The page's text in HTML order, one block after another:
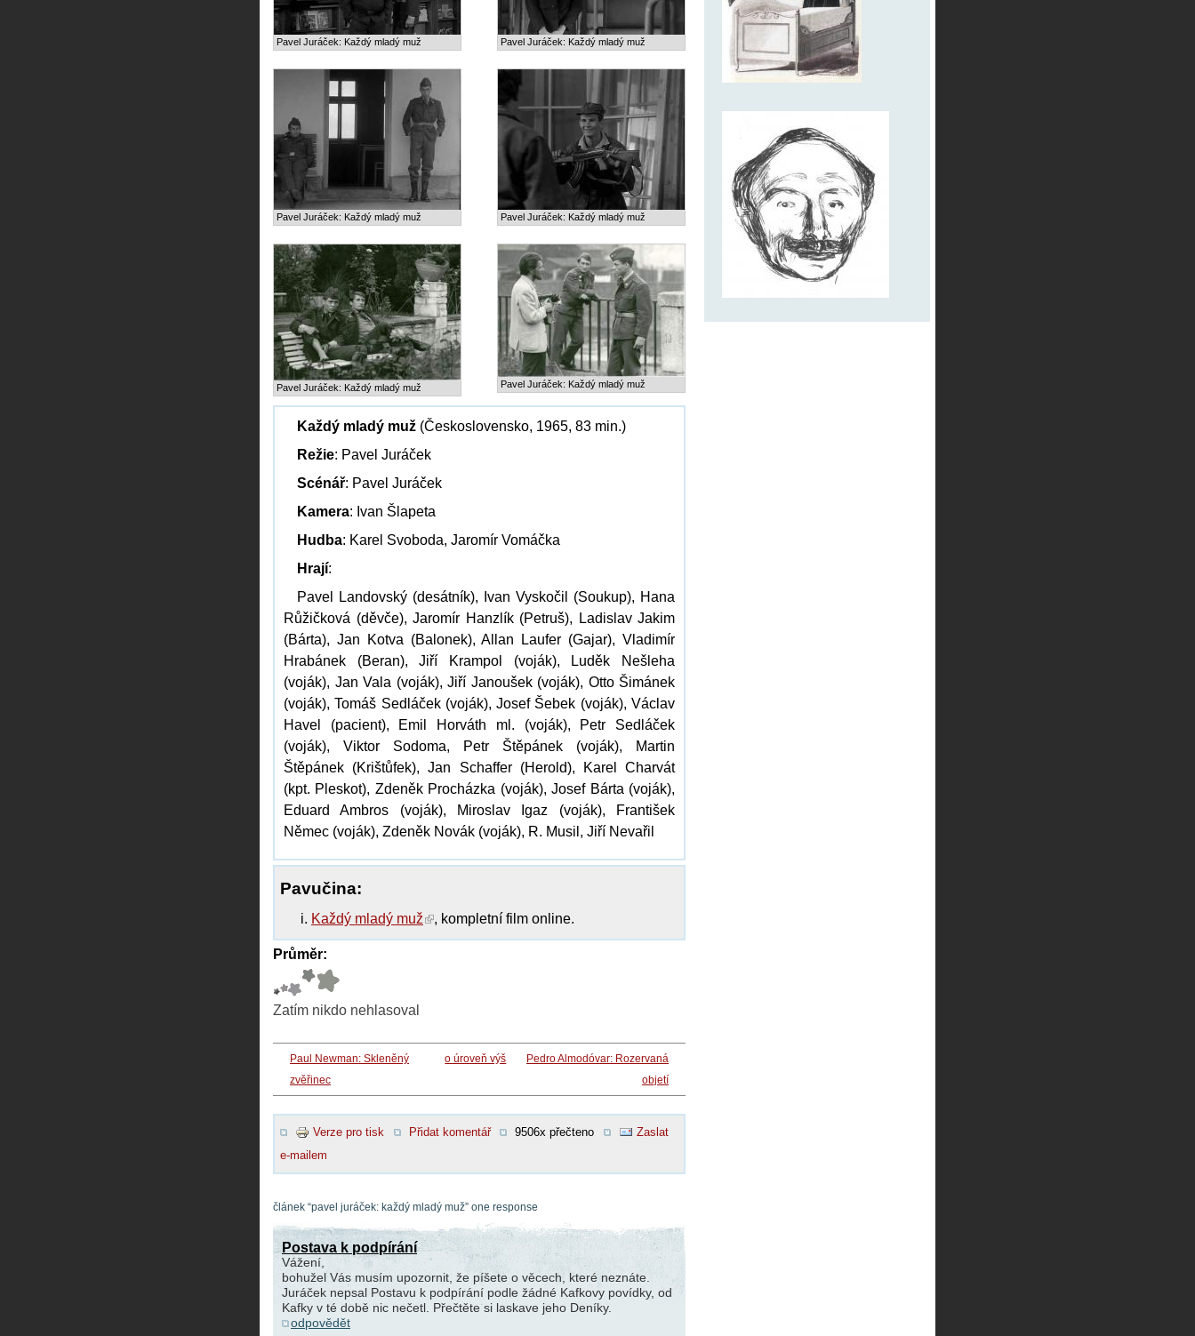
Pavel Juráček: Každý mladý muž Pavel Juráček: Každý mladý muž
Pavel Juráček: Každý mladý muž Pavel Juráček: Každý mladý muž
Pavel Juráček: Každý mladý muž Pavel Juráček: Každý mladý muž
Každý mladý muž (Československo, 1965, 83 min.)
Režie: Pavel Juráček
Scénář: Pavel Juráček
Kamera: Ivan Šlapeta
Hudba: Karel Svoboda, Jaromír Vomáčka
Hrají:
Pavel Landovský (desátník), Ivan Vyskočil (Soukup), Hana
Růžičková (děvče), Jaromír Hanzlík (Petruš), Ladislav Jakim
(Bárta), Jan Kotva (Balonek), Allan Laufer (Gajar), Vladimír
Hrabánek (Beran), Jiří Krampol (voják), Luděk Nešleha
(voják), Jan Vala (voják), Jiří Janoušek (voják), Otto Šimánek
(voják), Tomáš Sedláček (voják), Josef Šebek (voják), Václav
Havel (pacient), Emil Horváth ml. (voják), Petr Sedláček
(voják), Viktor Sodoma, Petr Štěpánek (voják), Martin
Štěpánek (Krištůfek), Jan Schaffer (Herold), Karel Charvát
(kpt. Pleskot), Zdeněk Procházka (voják), Josef Bárta (voják),
Eduard Ambros (voják), Miroslav Igaz (voják), František
Němec (voják), Zdeněk Novák (voják), R. Musil, Jiří Nevařil
Pavučina:
Každý mladý muž , kompletní film online.
Průměr:
Zatím nikdo nehlasoval
Paul Newman: Skleněný
zvěřinec
o úroveň výš
Pedro Almodóvar: Rozervaná
objetí
Verze pro tisk Přidat komentář 9506x přečteno
Zaslat
e-mailem
článek “pavel juráček: každý mladý muž” one response
Postava k podpírání
Vážení,
bohužel Vás musím upozornit, že píšete o věcech, které neznáte.
Juráček nepsal Postavu k podpírání podle žádné Kafkovy povídky, od
Kafky v té době nic nečetl. Přečtěte si laskave jeho Deníky.
odpovědět